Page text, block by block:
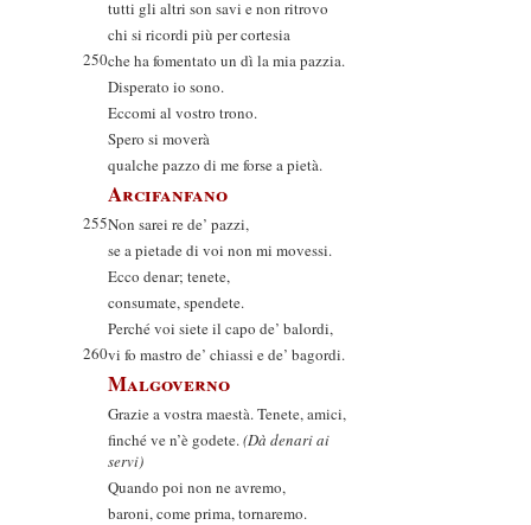
tutti gli altri son savi e non ritrovo
chi si ricordi più per cortesia
250che ha fomentato un dì la mia pazzia.
Disperato io sono.
Eccomi al vostro trono.
Spero si moverà
qualche pazzo di me forse a pietà.
Arcifanfano
255Non sarei re de’ pazzi,
se a pietade di voi non mi movessi.
Ecco denar; tenete,
consumate, spendete.
Perché voi siete il capo de’ balordi,
260vi fo mastro de’ chiassi e de’ bagordi.
Malgoverno
Grazie a vostra maestà. Tenete, amici,
finché ve n’è godete.(Dà denari ai
servi)
Quando poi non ne avremo,
baroni, come prima, tornaremo.